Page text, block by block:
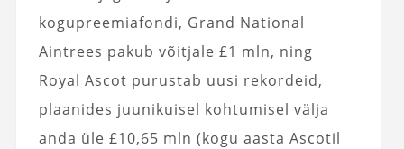
kogupreemiafondi, Grand National
Aintrees pakub võitjale £1 mln, ning
Royal Ascot purustab uusi rekordeid,
plaanides juunikuisel kohtumisel välja
anda üle £10,65 mln (kogu aasta Ascotil